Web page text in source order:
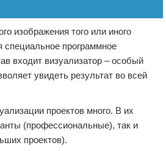
изображения того или иного
специальное программное
входит визуализатор – особый
увидеть результат во всей
проектов много. В их
(профессиональные), так и
проектов).